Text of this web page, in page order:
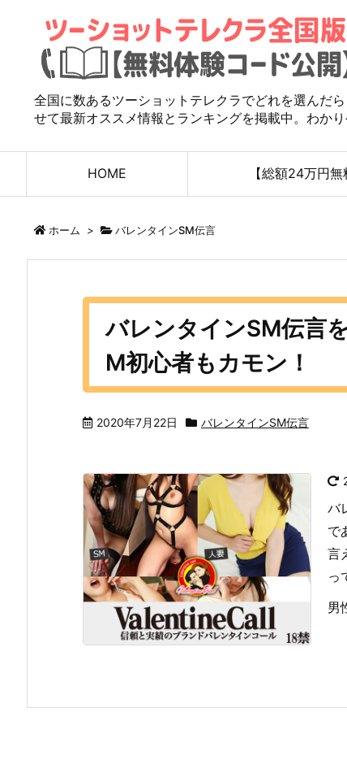
全国に数あるツーショットテレクラでどれを選んだ
せて最新オススメ情報とランキングを掲載中。わか
HOME 【総額24万円
ホーム > バレンタインSM伝言
バレンタインSM伝言
M初心者もカモン！
2020年7月22日 バレンタインSM伝言
バ
で
言
っ
男